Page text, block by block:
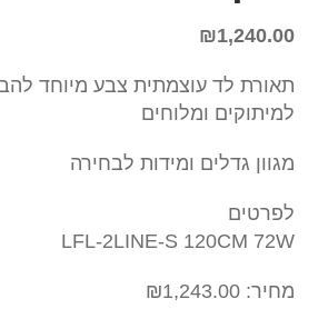
₪1,240.00
תאורת לד עוצמתית צבע מיוחד
למיתוקים ומלוחים
מגוון גדלים ומידות לבחירה
לפרטים
LFL-2LINE-S 120CM 72W
מחיר: ₪1,243.00